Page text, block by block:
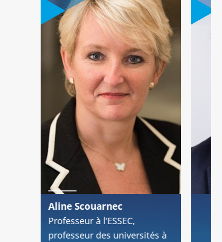
Aline Scouarnec
Professeur à l’ESSEC,
professeur des universités à